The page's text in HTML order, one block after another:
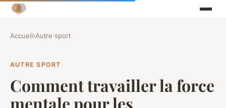
Accueil›Autre sport
AUTRE SPORT
Comment travailler la force
mentale pour les